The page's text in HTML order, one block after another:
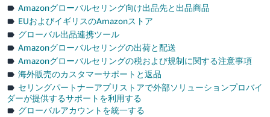
Amazonグローバルセリング向け出品先と出品商品
EUおよびイギリスのAmazonストア
グローバル出品連携ツール
Amazonグローバルセリングの出荷と配送
Amazonグローバルセリングの税および規制に関する注意事項
海外販売のカスタマーサポートと返品
セリングパートナーアプリストアで外部ソリューションプロバイ
ダーが提供するサポートを利用する
グローバルアカウントを統一する